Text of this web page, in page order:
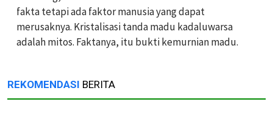
fakta tetapi ada faktor manusia yang dapat
merusaknya. Kristalisasi tanda madu kadaluwarsa
adalah mitos. Faktanya, itu bukti kemurnian madu.
REKOMENDASI BERITA